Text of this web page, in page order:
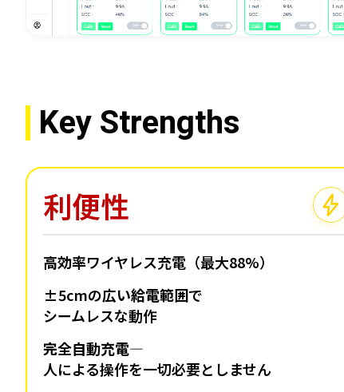
Key Strengths
利便性
高効率ワイヤレス充電（最大88%）
±5cmの広い給電範囲で
シームレスな動作
完全自動充電―
人による操作を一切必要としません